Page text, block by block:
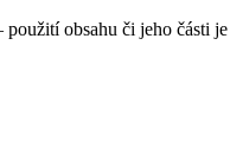
obsahu či jeho části